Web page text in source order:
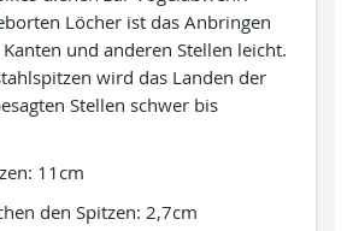
Löcher ist das Anbringen
und anderen Stellen leicht.
wird das Landen der
Stellen schwer bis
11cm
den Spitzen: 2,7cm